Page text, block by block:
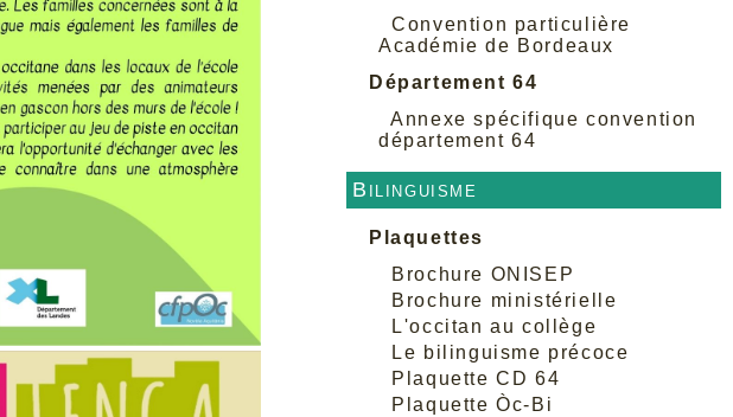
Convention particulière
Académie de Bordeaux
Département 64
Annexe spécifique convention
département 64
Bilinguisme
Plaquettes
Brochure ONISEP
Brochure ministérielle
L'occitan au collège
Le bilinguisme précoce
Plaquette CD 64
Plaquette Òc-Bi